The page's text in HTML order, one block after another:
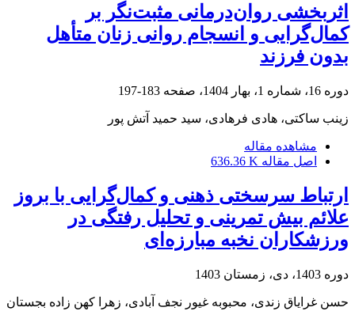
اثربخشی روان‌درمانی مثبت‌نگر بر
کمال‌گرایی و انسجام روانی زنان متأهل
بدون فرزند
دوره 16، شماره 1، بهار 1404، صفحه 183-197
زینب ساکتی، هادی فرهادی، سید حمید آتش پور
مشاهده مقاله
اصل مقاله 636.36 K
ارتباط سرسختی ذهنی و کمال‌گرایی با بروز
علائم بیش‌ تمرینی و تحلیل رفتگی در
ورزشکاران نخبه مبارزه‌ای
دوره 1403، دی، زمستان 1403
حسن غرایاق زندی، محبوبه غیور نجف آبادی، زهرا کهن زاده بجستان